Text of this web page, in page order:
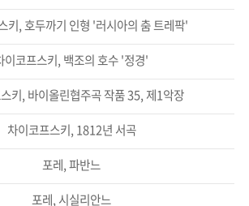
키, 호두까기 인형 '러시아의 춤 트레팍'
이코프스키, 백조의 호수 '정경'
키, 바이올린협주곡 작품 35, 제1악장
차이코프스키, 1812년 서곡
포레, 파반느
포레, 시실리안느